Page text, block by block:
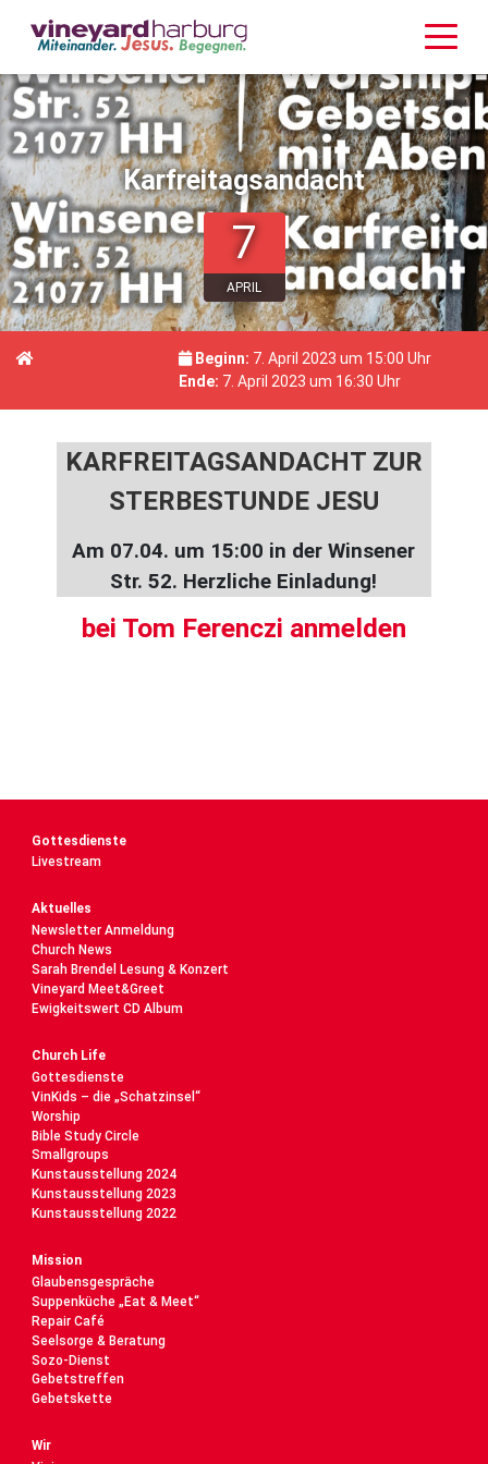
Karfreitagsandacht
7
APRIL
Beginn: 7. April 2023 um 15:00 Uhr
Ende: 7. April 2023 um 16:30 Uhr
KARFREITAGSANDACHT ZUR
STERBESTUNDE JESU
Am 07.04. um 15:00 in der Winsener
Str. 52. Herzliche Einladung!
bei Tom Ferenczi anmelden
Gottesdienste
Livestream
Aktuelles
Newsletter Anmeldung
Church News
Sarah Brendel Lesung & Konzert
Vineyard Meet&Greet
Ewigkeitswert CD Album
Church Life
Gottesdienste
VinKids – die „Schatzinsel“
Worship
Bible Study Circle
Smallgroups
Kunstausstellung 2024
Kunstausstellung 2023
Kunstausstellung 2022
Mission
Glaubensgespräche
Suppenküche „Eat & Meet“
Repair Café
Seelsorge & Beratung
Sozo-Dienst
Gebetstreffen
Gebetskette
Wir